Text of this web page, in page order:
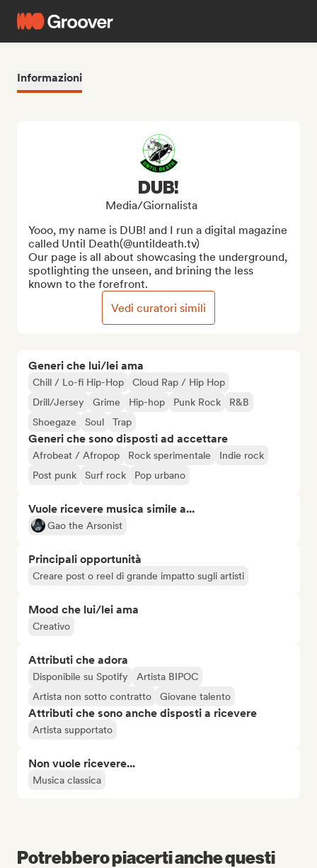
Informazioni
Generi che lui/lei ama
Chill / Lo-fi Hip-Hop
Cloud Rap / Hip Hop
Drill/Jersey
Grime Hip-hop Punk Rock
R&B
Shoegaze
Soul Trap
Generi che sono disposti ad accettare
Afrobeat / Afropop Rock sperimentale
Indie rock
Post punk
Surf rock Pop urbano
Vuole ricevere musica simile a...
Gao the Arsonist
Principali opportunità
Creare post o reel di grande impatto sugli artisti
Mood che lui/lei ama
Creativo
Attributi che adora
Disponibile su Spotify
Artista BIPOC
Artista non sotto contratto
Giovane talento
Attributi che sono anche disposti a ricevere
Artista supportato
Non vuole ricevere...
Musica classica
DUB!
Media/Giornalista
Yooo, my name is DUB! and I run a digital magazine
called Until Death(@untildeath.tv)
Our page is all about showcasing the underground,
spotlighting the unseen, and brining the less
known to the forefront.
Vedi curatori simili
Potrebbero piacerti anche questi